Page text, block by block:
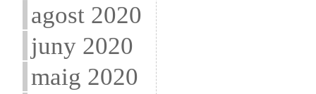
agost 2020
juny 2020
maig 2020